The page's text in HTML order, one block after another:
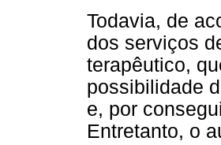
Todavia, de
dos serviços
terapêutico,
possibilidade
e, por
Entretanto, o